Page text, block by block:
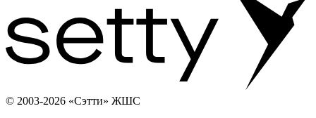
© 2003-2026 «Сэтти» ЖШС